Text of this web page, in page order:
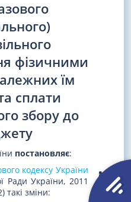
фізичними
їм
сплати
збору до
постановляє:
кодексу України
Ради України, 2011
такі зміни: